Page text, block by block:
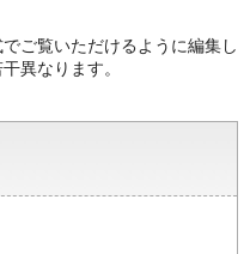
ご覧いただけるように編集し
異なります。